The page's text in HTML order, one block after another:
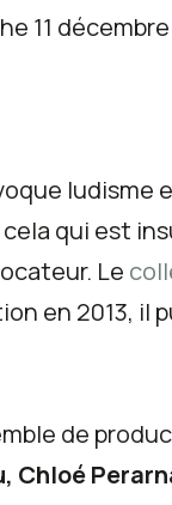
11 décembre
ludisme
qui est
Le
en 2013, il
de
Chloé